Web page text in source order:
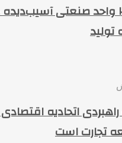
بازگشت ۴۶ واحد صنعتی
تولید
راهبردی اتحادیه
تجارت است